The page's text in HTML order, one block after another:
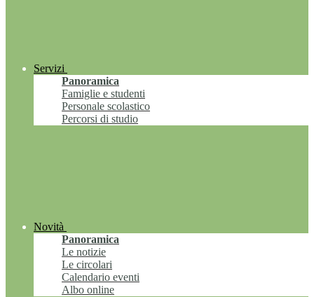
Servizi
Panoramica
Famiglie e studenti
Personale scolastico
Percorsi di studio
Novità
Panoramica
Le notizie
Le circolari
Calendario eventi
Albo online